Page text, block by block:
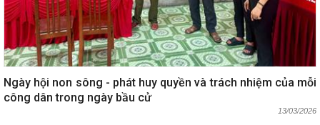
Ngày hội non sông - phát huy quyền và trách nhiệm của mỗi
công dân trong ngày bầu cử
13/03/2026